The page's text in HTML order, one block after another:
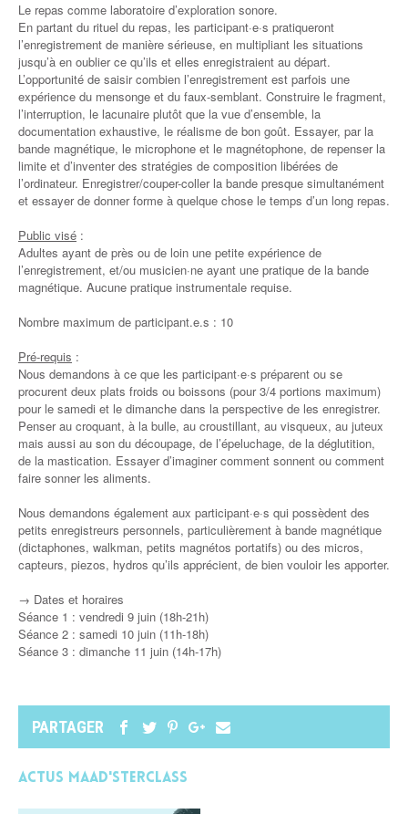
Le repas comme laboratoire d’exploration sonore.
En partant du rituel du repas, les participant·e·s pratiqueront
l’enregistrement de manière sérieuse, en multipliant les situations
jusqu’à en oublier ce qu’ils et elles enregistraient au départ.
L’opportunité de saisir combien l’enregistrement est parfois une
expérience du mensonge et du faux-semblant. Construire le fragment,
l’interruption, le lacunaire plutôt que la vue d’ensemble, la
documentation exhaustive, le réalisme de bon goût. Essayer, par la
bande magnétique, le microphone et le magnétophone, de repenser la
limite et d’inventer des stratégies de composition libérées de
l’ordinateur. Enregistrer/couper-coller la bande presque simultanément
et essayer de donner forme à quelque chose le temps d’un long repas.
Public visé :
Adultes ayant de près ou de loin une petite expérience de
l’enregistrement, et/ou musicien·ne ayant une pratique de la bande
magnétique. Aucune pratique instrumentale requise.
Nombre maximum de participant.e.s : 10
Pré-requis :
Nous demandons à ce que les participant·e·s préparent ou se
procurent deux plats froids ou boissons (pour 3/4 portions maximum)
pour le samedi et le dimanche dans la perspective de les enregistrer.
Penser au croquant, à la bulle, au croustillant, au visqueux, au juteux
mais aussi au son du découpage, de l’épeluchage, de la déglutition,
de la mastication. Essayer d’imaginer comment sonnent ou comment
faire sonner les aliments.
Nous demandons également aux participant·e·s qui possèdent des
petits enregistreurs personnels, particulièrement à bande magnétique
(dictaphones, walkman, petits magnétos portatifs) ou des micros,
capteurs, piezos, hydros qu’ils apprécient, de bien vouloir les apporter.
→ Dates et horaires
Séance 1 : vendredi 9 juin (18h-21h)
Séance 2 : samedi 10 juin (11h-18h)
Séance 3 : dimanche 11 juin (14h-17h)
PARTAGER
Actus MAAD'STERCLASS